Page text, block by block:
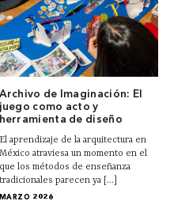
Archivo de Imaginación: El
juego como acto y
herramienta de diseño
El aprendizaje de la arquitectura en
México atraviesa un momento en el
que los métodos de enseñanza
tradicionales parecen ya [...]
MARZO 2026